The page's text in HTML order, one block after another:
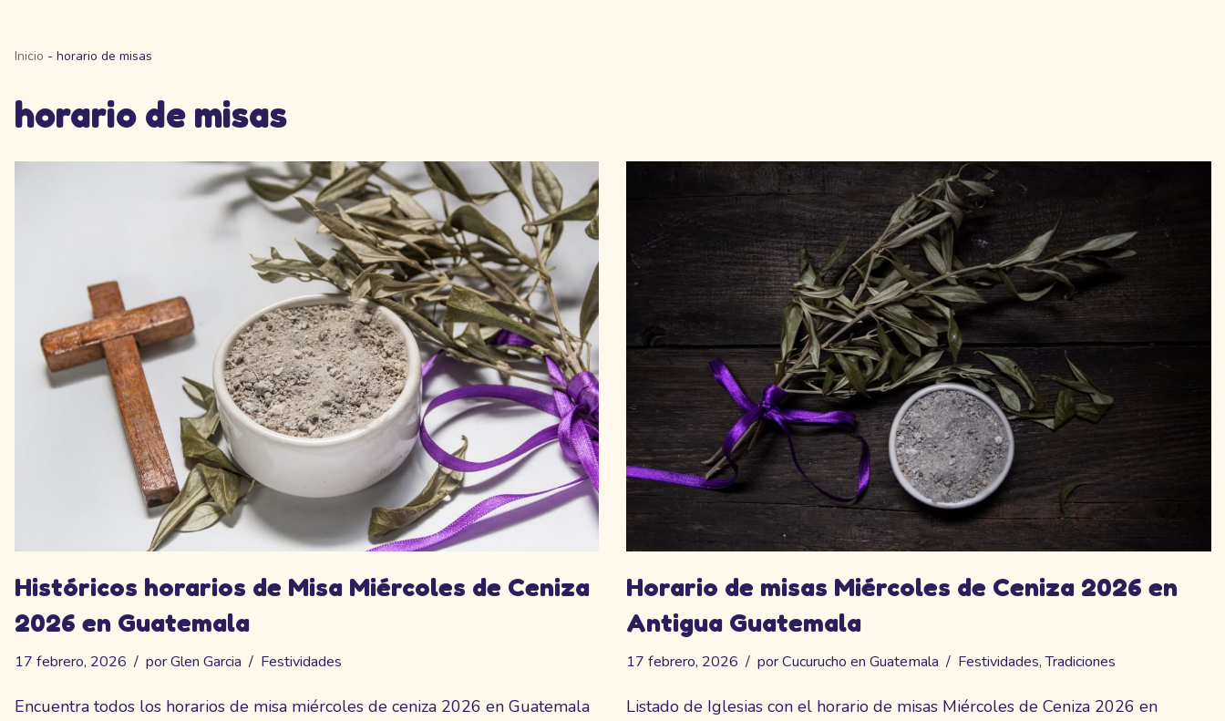
Inicio - horario de misas
horario de misas
Históricos horarios de Misa Miércoles de Ceniza
2026 en Guatemala
17 febrero, 2026 porGlen Garcia Festividades
Encuentra todos los horarios de misa miércoles de ceniza 2026 en Guatemala
Horario de misas Miércoles de Ceniza 2026 en
Antigua Guatemala
17 febrero, 2026 porCucurucho en Guatemala Festividades,Tradiciones
Listado de Iglesias con el horario de misas Miércoles de Ceniza 2026 en